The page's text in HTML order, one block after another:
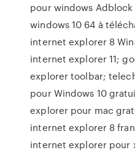
pour windows
windows 10 64 à
internet explorer 8
internet explorer 11;
explorer toolbar;
pour Windows 10
explorer pour mac
internet explorer 8
internet explorer pour